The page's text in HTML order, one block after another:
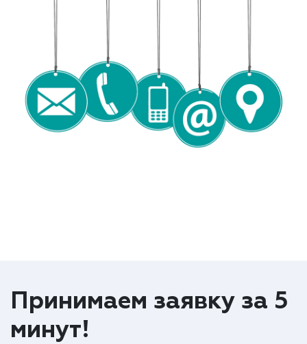
Принимаем заявку за 5
минут!